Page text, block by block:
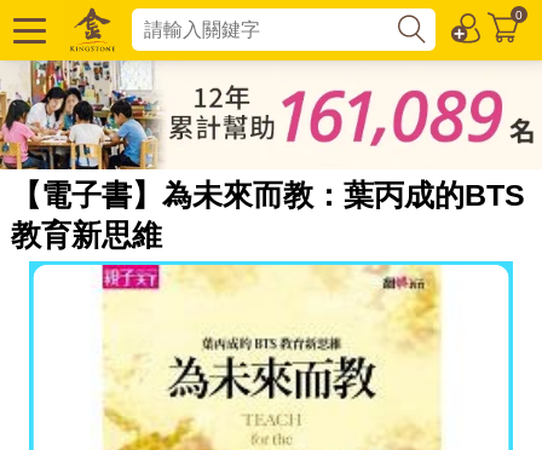
0
【電子書】為未來而教：葉丙成的BTS
教育新思維